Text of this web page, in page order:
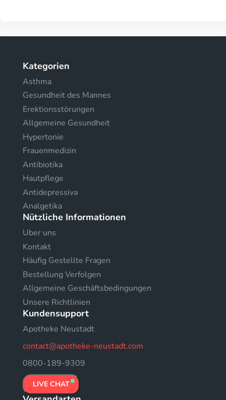
Kategorien
Asthma
Gesundheit des Mannes
Erektionsstörungen
Allgemeine Gesundheit
Hypertonie
Frauenmedizin
Antibiotika
Hautpflege
Antidepressiva
Analgetika
Nützliche Informationen
Uber uns
Kontakt
Häufig Gestellte Fragen
Bestellung Verfolgen
Allgemeine Geschäftsbedingungen
Unsere Richtlinien
Kundensupport
Apotheke Neustadt
contact@apotheke-neustadt.com
0800-189-9309
LIVE CHAT